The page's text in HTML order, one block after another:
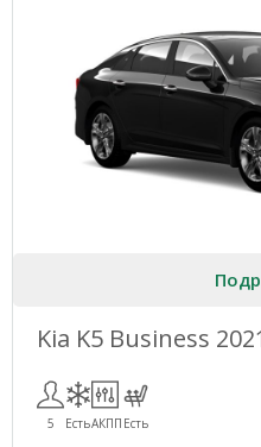
Kia K5 Business
5 ЕстьАКПП Есть